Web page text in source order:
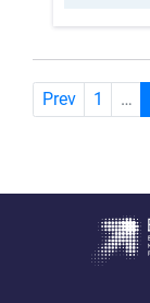
Prev 1 …